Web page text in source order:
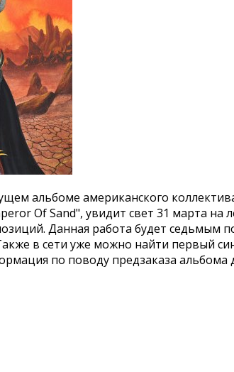
альбоме американского
Of Sand", увидит свет 31 марта на
Данная работа будет седьмым
в сети уже можно найти первый
по поводу предзаказа альбома